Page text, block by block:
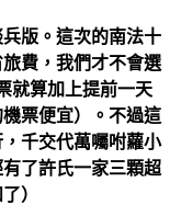
版。這次的南法十
費，我們才不會選
就算加上提前一天
票便宜）。不過這
千交代萬囑咐蘿小
了許氏一家三顆超
）